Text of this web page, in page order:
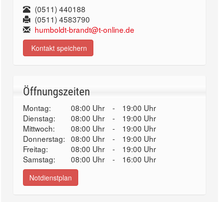
(0511) 440188
(0511) 4583790
humboldt-brandt@t-online.de
Kontakt speichern
Öffnungszeiten
Montag: 08:00 Uhr -
19:00 Uhr
Dienstag:
08:00 Uhr -
19:00 Uhr
Mittwoch:
08:00 Uhr -
19:00 Uhr
Donnerstag: 08:00 Uhr -
19:00 Uhr
Freitag:
08:00 Uhr -
19:00 Uhr
Samstag:
08:00 Uhr - 16:00 Uhr
Notdienstplan